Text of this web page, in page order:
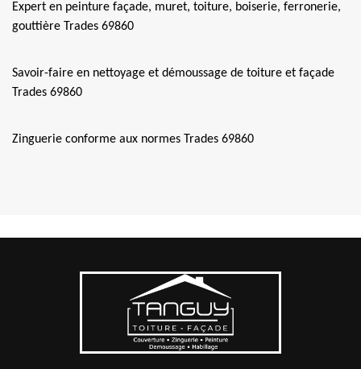
Expert en peinture façade, muret, toiture, boiserie, ferronerie,
gouttière Trades 69860
Savoir-faire en nettoyage et démoussage de toiture et façade
Trades 69860
Zinguerie conforme aux normes Trades 69860